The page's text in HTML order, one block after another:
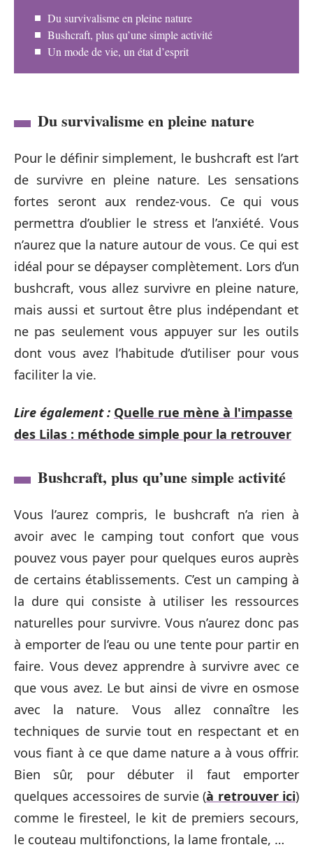
Du survivalisme en pleine nature
Bushcraft, plus qu’une simple activité
Un mode de vie, un état d’esprit
Du survivalisme en pleine nature
Pour le définir simplement, le bushcraft est l’art
de survivre en pleine nature. Les sensations
fortes seront aux rendez-vous. Ce qui vous
permettra d’oublier le stress et l’anxiété. Vous
n’aurez que la nature autour de vous. Ce qui est
idéal pour se dépayser complètement. Lors d’un
bushcraft, vous allez survivre en pleine nature,
mais aussi et surtout être plus indépendant et
ne pas seulement vous appuyer sur les outils
dont vous avez l’habitude d’utiliser pour vous
faciliter la vie.
Lire également : Quelle rue mène à l'impasse
des Lilas : méthode simple pour la retrouver
Bushcraft, plus qu’une simple activité
Vous l’aurez compris, le bushcraft n’a rien à
avoir avec le camping tout confort que vous
pouvez vous payer pour quelques euros auprès
de certains établissements. C’est un camping à
la dure qui consiste à utiliser les ressources
naturelles pour survivre. Vous n’aurez donc pas
à emporter de l’eau ou une tente pour partir en
faire. Vous devez apprendre à survivre avec ce
que vous avez. Le but ainsi de vivre en osmose
avec la nature. Vous allez connaître les
techniques de survie tout en respectant et en
vous fiant à ce que dame nature a à vous offrir.
Bien sûr, pour débuter il faut emporter
quelques accessoires de survie (à retrouver ici)
comme le firesteel, le kit de premiers secours,
le couteau multifonctions, la lame frontale, …